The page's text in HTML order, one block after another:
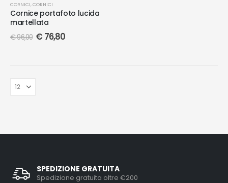
CORNICI, CORNICI
Cornice portafoto lucida
martellata
€96,00 € 76,80
SPEDIZIONE GRATUITA
Spedizione gratuita oltre €200